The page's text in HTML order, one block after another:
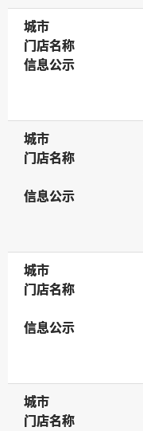
城市
城市
门店名称
门店名称
信息公示
信息公示
城市
城市
门店名称
门店名称
信息公示
信息公示
城市
城市
门店名称
门店名称
信息公示
信息公示
城市
城市
门店名称
门店名称